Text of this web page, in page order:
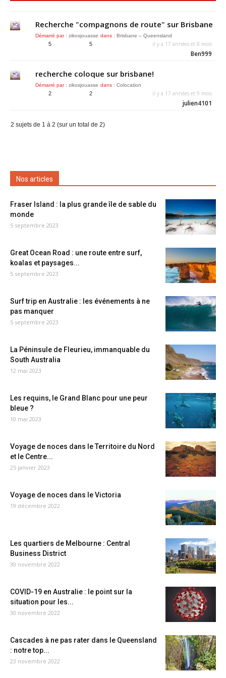
Recherche "compagnons de route" sur Brisbane
Démarré par : zikosjouasse dans : Brisbane – Queensland
5 5 il y a 17 années et 8 mois
Ben999
recherche coloque sur brisbane!
Démarré par : zikosjouasse dans : Colocation
2 2 il y a 17 années et 9 mois
julien4101
2 sujets de 1 à 2 (sur un total de 2)
Nos articles
Fraser Island : la plus grande île de sable du
monde
5 septembre 2023
Great Ocean Road : une route entre surf,
koalas et paysages...
5 septembre 2023
Surf trip en Australie : les événements à ne
pas manquer
5 septembre 2023
La Péninsule de Fleurieu, immanquable du
South Australia
12 mai 2023
Les requins, le Grand Blanc pour une peur
bleue ?
10 mai 2023
Voyage de noces dans le Territoire du Nord
et le Centre...
25 janvier 2023
Voyage de noces dans le Victoria
19 décembre 2022
Les quartiers de Melbourne : Central
Business District
30 novembre 2022
COVID-19 en Australie : le point sur la
situation pour les...
30 novembre 2022
Cascades à ne pas rater dans le Queensland
: notre top...
23 novembre 2022